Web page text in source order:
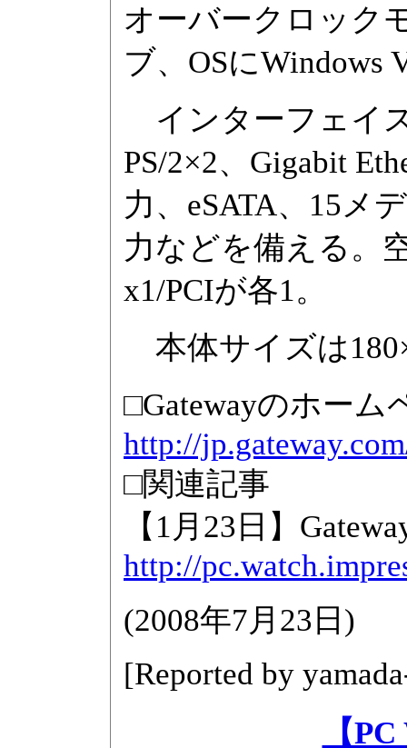
オーバークロック
ブ、OSにWindows
インターフェイ
PS/2×2、Gigabit
力、eSATA、15メ
力などを備える。
x1/PCIが各1。
本体サイズは
□Gatewayのホーム
http://
□関連記事
【1月23日】
http://
(2008年7月23日 )
[Reported by
【